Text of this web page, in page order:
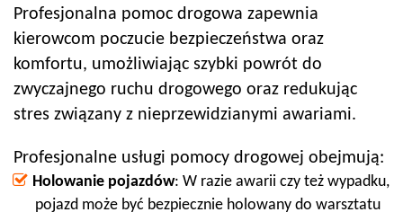
Profesjonalna pomoc drogowa zapewnia
kierowcom poczucie bezpieczeństwa oraz
komfortu, umożliwiając szybki powrót do
zwyczajnego ruchu drogowego oraz redukując
stres związany z nieprzewidzianymi awariami.
Profesjonalne usługi pomocy drogowej obejmują:
Holowanie pojazdów: W razie awarii czy też wypadku,
pojazd może być bezpiecznie holowany do warsztatu